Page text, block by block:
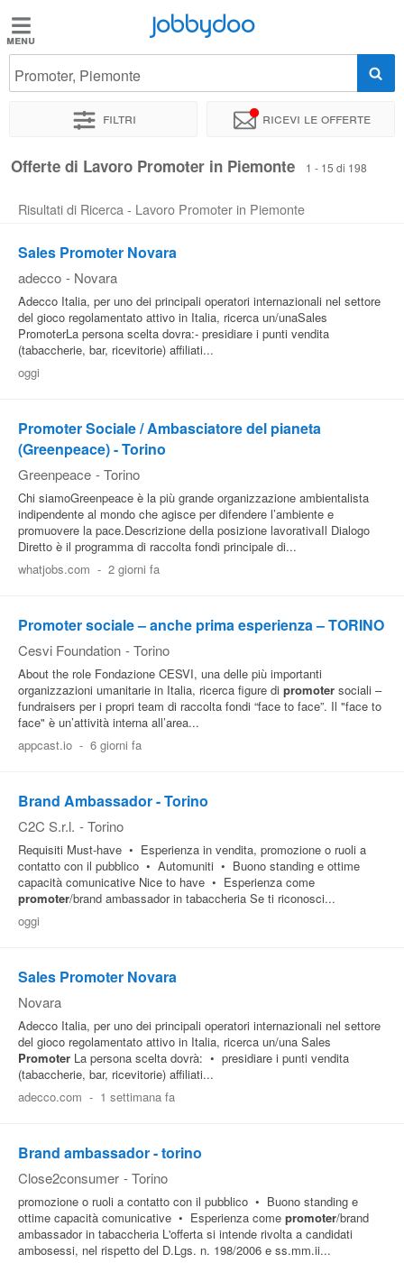
Jobbydoo
Offerte
Elenco
professioni
Blog
Pubblica
Offerte
Area
Aziende
Jobbydoo
Promoter, Piemonte
Filtri Ricevi le offerte
Offerte di Lavoro Promoter in Piemonte 1 - 15 di 198
Risultati di Ricerca - Lavoro Promoter in Piemonte
Sales Promoter Novara
adecco - Novara
Adecco Italia, per uno dei principali operatori internazionali nel settore
del gioco regolamentato attivo in Italia, ricerca un/unaSales
PromoterLa persona scelta dovra:- presidiare i punti vendita
(tabaccherie, bar, ricevitorie) affiliati...
oggi
Promoter Sociale / Ambasciatore del pianeta
(Greenpeace) - Torino
Greenpeace - Torino
Chi siamoGreenpeace è la più grande organizzazione ambientalista
indipendente al mondo che agisce per difendere l’ambiente e
promuovere la pace.Descrizione della posizione lavorativaIl Dialogo
Diretto è il programma di raccolta fondi principale di...
whatjobs.com - 2 giorni fa
Promoter sociale – anche prima esperienza – TORINO
Cesvi Foundation - Torino
About the role Fondazione CESVI, una delle più importanti
organizzazioni umanitarie in Italia, ricerca figure di promoter sociali –
fundraisers per i propri team di raccolta fondi “face to face”. Il "face to
face" è un’attività interna all’area...
appcast.io - 6 giorni fa
Brand Ambassador - Torino
C2C S.r.l. - Torino
Requisiti Must-have • Esperienza in vendita, promozione o ruoli a
contatto con il pubblico • Automuniti • Buono standing e ottime
capacità comunicative Nice to have • Esperienza come
promoter/brand ambassador in tabaccheria Se ti riconosci...
oggi
Sales Promoter Novara
Novara
Adecco Italia, per uno dei principali operatori internazionali nel settore
del gioco regolamentato attivo in Italia, ricerca un/una Sales
Promoter La persona scelta dovrà: • presidiare i punti vendita
(tabaccherie, bar, ricevitorie) affiliati...
adecco.com - 1 settimana fa
Brand ambassador - torino
Close2consumer - Torino
promozione o ruoli a contatto con il pubblico • Buono standing e
ottime capacità comunicative • Esperienza come promoter/brand
ambassador in tabaccheria L'offerta si intende rivolta a candidati
ambosessi, nel rispetto del D.Lgs. n. 198/2006 e ss.mm.ii...